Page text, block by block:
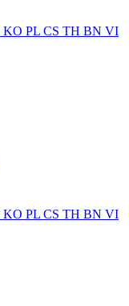
KO PL CS TH BN VI
KO PL CS TH BN VI